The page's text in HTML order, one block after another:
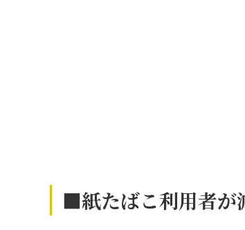
■紙たばこ利用者